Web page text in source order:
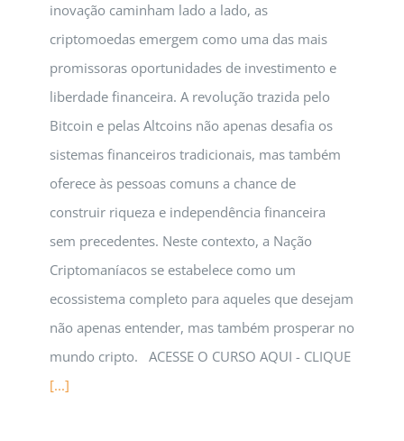
inovação caminham lado a lado, as
criptomoedas emergem como uma das mais
promissoras oportunidades de investimento e
liberdade financeira. A revolução trazida pelo
Bitcoin e pelas Altcoins não apenas desafia os
sistemas financeiros tradicionais, mas também
oferece às pessoas comuns a chance de
construir riqueza e independência financeira
sem precedentes. Neste contexto, a Nação
Criptomaníacos se estabelece como um
ecossistema completo para aqueles que desejam
não apenas entender, mas também prosperar no
mundo cripto. ACESSE O CURSO AQUI - CLIQUE
[...]